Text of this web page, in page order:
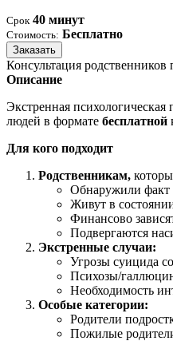
Срок 40 минут
Стоимость: Бесплатно
Заказать
Консультация родственников
Описание
Экстренная
людей в формате бесплатной
Для кого подходит
Родственникам,
Обнаружили факт
Живут в
Финансово
Подвергаются
Экстренные случаи:
Угрозы суицида
Психозы/
Необходимость
Особые категории:
Родители
Пожилые